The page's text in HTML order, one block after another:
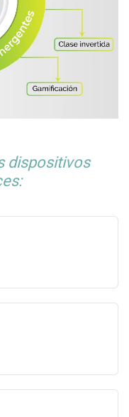
dispositivos